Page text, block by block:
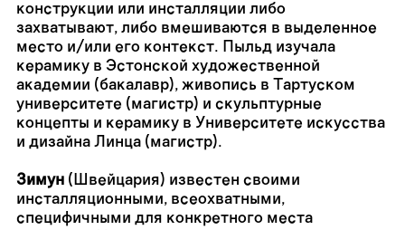
конструкции или инсталляции либо
захватывают, либо вмешиваются в выделенное
место и/или его контекст. Пыльд изучала
керамику в Эстонской художественной
академии (бакалавр), живопись в Тартуском
университете (магистр) и скульптурные
концепты и керамику в Университете искусства
и дизайна Линца (магистр).
Зимун (Швейцария) известен своими
инсталляционными, всеохватными,
специфичными для конкретного места